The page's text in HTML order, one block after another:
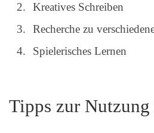
Kreatives Schreiben
Recherche zu
Spielerisches Lernen
Tipps zur